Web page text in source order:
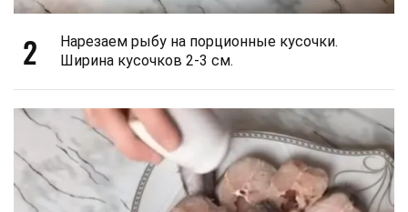
2
Нарезаем рыбу на порционные кусочки.
Ширина кусочков 2-3 см.